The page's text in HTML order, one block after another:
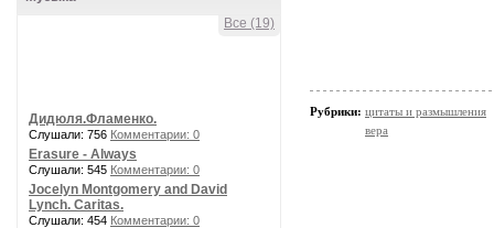
Все (19)
Дидюля.Фламенко.
Слушали: 756 Комментарии: 0
Erasure - Always
Слушали: 545 Комментарии: 0
Jocelyn Montgomery and David
Lynch. Caritas.
Слушали: 454 Комментарии: 0
Рубрики: цитаты и размышления
вера